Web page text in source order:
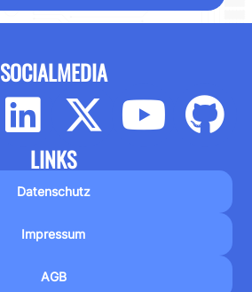
SOCIALMEDIA
LINKS
Datenschutz
Impressum
AGB